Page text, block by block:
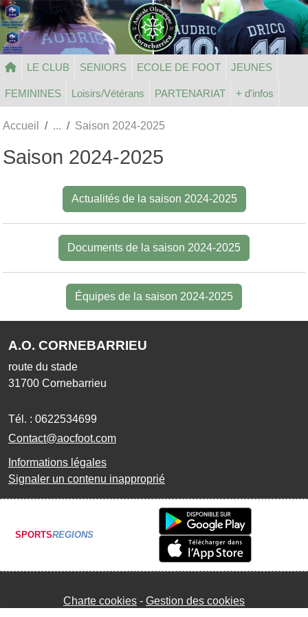
LE CLUB SENIORS ECOLE DE FOOT JEUNES
FEMININES Loisirs/Vétérans PARTENARIAT + d'infos
Accueil Saison 2024-2025
Saison 2024-2025
Actualités de la saison 2024-2025
Documents de la saison 2024-2025
Équipes de la saison 2024-2025
A.O. CORNEBARRIEU
route du stade
31700 Cornebarrieu
Tél. : 0622534699
Contact@aocfoot.com
Informations légales
Signaler un contenu inapproprié
SPORTSREGIONS
Charte cookies Gestion des cookies
Panneau de gestion des cookies